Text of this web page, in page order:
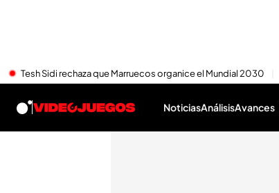
Tesh Sidi rechaza que Marruecos organice el Mundial 2030
NoticiasAnálisisAvances